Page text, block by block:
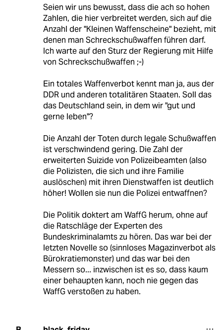
Seien wir uns bewusst, dass die ach so hohen
Zahlen, die hier verbreitet werden, sich auf die
Anzahl der "Kleinen Waffenscheine" bezieht, mit
denen man Schreckschußwaffen führen darf.
Ich warte auf den Sturz der Regierung mit Hilfe
von Schreckschußwaffen ;-)
Ein totales Waffenverbot kennt man ja, aus der
DDR und anderen totalitären Staaten. Soll das
das Deutschland sein, in dem wir "gut und
gerne leben"?
Die Anzahl der Toten durch legale Schußwaffen
ist verschwindend gering. Die Zahl der
erweiterten Suizide von Polizeibeamten (also
die Polizisten, die sich und ihre Familie
auslöschen) mit ihren Dienstwaffen ist deutlich
höher! Wollen sie nun die Polizei entwaffnen?
Die Politik doktert am WaffG herum, ohne auf
die Ratschläge der Experten des
Bundeskriminalamts zu hören. Das war bei der
letzten Novelle so (sinnloses Magazinverbot als
Bürokratiemonster) und das war bei den
Messern so... inzwischen ist es so, dass kaum
einer behaupten kann, noch nie gegen das
WaffG verstoßen zu haben.